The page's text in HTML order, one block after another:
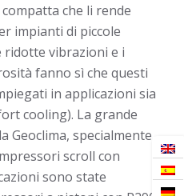
che li rende
impianti di piccole
ridotte vibrazioni e i
fanno sì che questi
in applicazioni sia
cooling). La grande
Geoclima, specialmente
scroll con
sono state